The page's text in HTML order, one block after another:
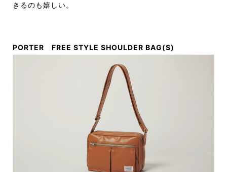
きるのも嬉しい。
PORTER FREE STYLE SHOULDER BAG(S)